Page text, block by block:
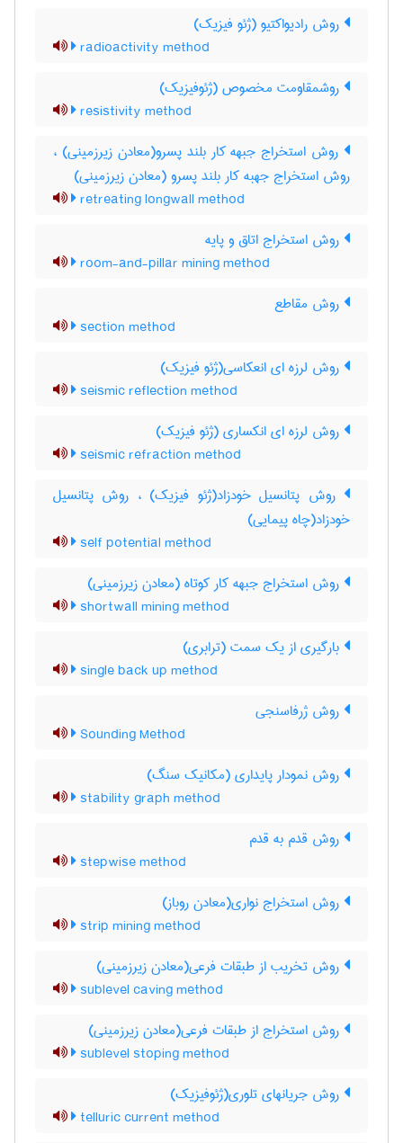
روش رادیواکتیو (ژئو فیزیک)
radioactivity method
روشمقاومت مخصوص (ژئوفیزیک)
resistivity method
روش استخراج جبهه کار بلند پسرو(معادن زیرزمینی) ،
روش استخراج جهبه کار بلند پسرو (معادن زیرزمینی)
retreating longwall method
روش استخراج اتاق و پایه
room-and-pillar mining method
روش مقاطع
section method
روش لرزه ای انعکاسی(ژئو فیزیک)
seismic reflection method
روش لرزه ای انکساری (ژئو فیزیک)
seismic refraction method
روش پتانسیل خودزاد(ژئو فیزیک) ، روش پتانسیل
خودزاد(چاه پیمایی)
self potential method
روش استخراج جبهه کار کوتاه (معادن زیرزمینی)
shortwall mining method
بارگیری از یک سمت (ترابری)
single back up method
روش ژرفاسنجی
Sounding Method
روش نمودار پایداری (مکانیک سنگ)
stability graph method
روش قدم به قدم
stepwise method
روش استخراج نواری(معادن روباز)
strip mining method
روش تخریب از طبقات فرعی(معادن زیرزمینی)
sublevel caving method
روش استخراج از طبقات فرعی(معادن زیرزمینی)
sublevel stoping method
روش جریانهای تلوری(ژئوفیزیک)
telluric current method